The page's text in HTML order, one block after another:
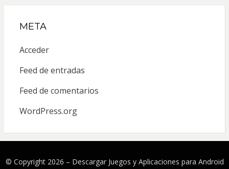
META
Acceder
Feed de entradas
Feed de comentarios
WordPress.org
© Copyright 2026 – Descargar Juegos y Aplicaciones para Android